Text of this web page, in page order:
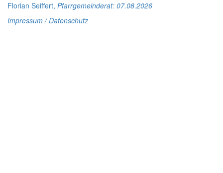
Florian Seiffert, Pfarrgemeinderat: 07.08.2026
Impressum / Datenschutz